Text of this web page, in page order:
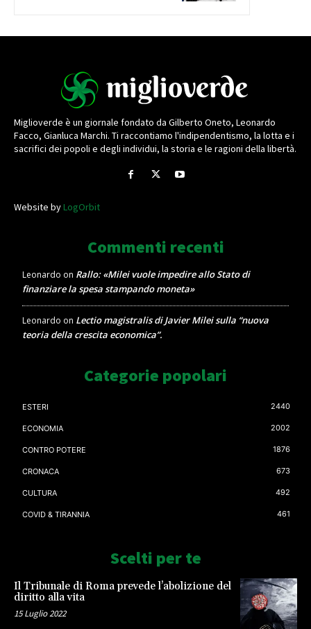
Miglioverde è un giornale fondato da Gilberto Oneto, Leonardo
Facco, Gianluca Marchi. Ti raccontiamo l'indipendentismo, la lotta e i
sacrifici dei popoli e degli individui, la storia e le ragioni della libertà.
Website byLogOrbit
Commenti recenti
Leonardo on Rallo: «Milei vuole impedire allo Stato di
finanziare la spesa stampando moneta»
Leonardo on Lectio magistralis di Javier Milei sulla “nuova
teoria della crescita economica”.
Categorie popolari
ESTERI 2440
ECONOMIA 2002
CONTRO POTERE 1876
CRONACA 673
CULTURA 492
COVID & TIRANNIA 461
Scelti per te
Il Tribunale di Roma prevede l’abolizione del
diritto alla vita
15 Luglio 2022